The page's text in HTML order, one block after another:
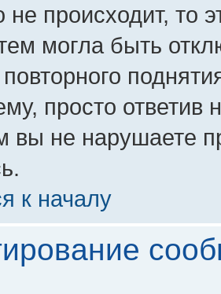
не происходит, то
могла быть
повторного
просто ответив
вы не нарушаете
к началу